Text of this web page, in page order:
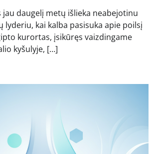
jau daugelį metų išlieka neabejotinu
lyderiu, kai kalba pasisuka apie poilsį
kurortas, įsikūręs vaizdingame
kyšulyje, […]